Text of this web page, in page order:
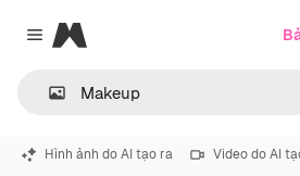
Close menu
Magnific
Hình ảnh do AI tạo ra Video do AI